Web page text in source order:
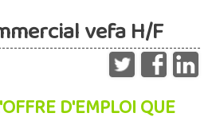
vefa H/F
D'EMPLOI QUE